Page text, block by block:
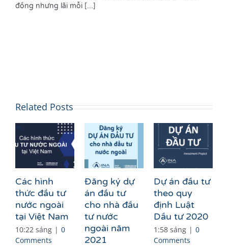
đồng nhưng lãi mỗi [...]
Related Posts
Các hình
thức đầu tư
nước ngoài
tại Việt Nam
10:22 sáng | 0
Comments
Đăng ký dự
án đầu tư
cho nhà đầu
tư nước
ngoài năm
2021
Dự án đầu tư
theo quy
định Luật
Dầu tư 2020
1:58 sáng | 0
Comments